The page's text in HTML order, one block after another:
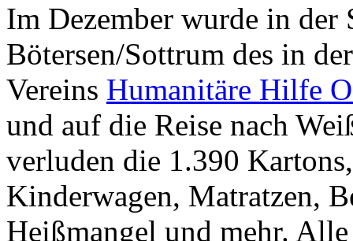
Im Dezember wurde in der
Bötersen/Sottrum des in
Vereins Humanitäre Hilfe
und auf die Reise nach
verluden die 1.390
Kinderwagen, Matratzen,
Heißmangel und mehr.